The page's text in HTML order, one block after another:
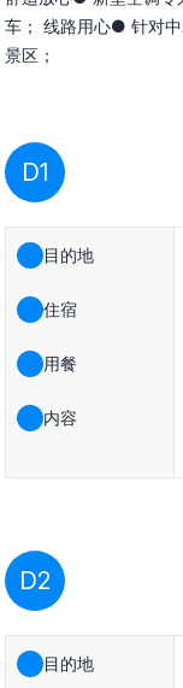
车； 线路用心● 针对
景区；
D1
目的地
住宿
用餐
内容
D2
目的地